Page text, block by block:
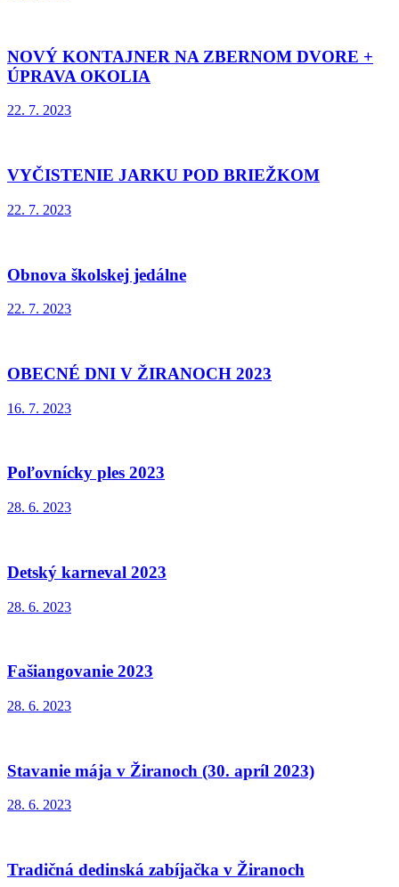
NOVÝ KONTAJNER NA ZBERNOM DVORE +
ÚPRAVA OKOLIA
22. 7. 2023
VYČISTENIE JARKU POD BRIEŽKOM
22. 7. 2023
Obnova školskej jedálne
22. 7. 2023
OBECNÉ DNI V ŽIRANOCH 2023
16. 7. 2023
Poľovnícky ples 2023
28. 6. 2023
Detský karneval 2023
28. 6. 2023
Fašiangovanie 2023
28. 6. 2023
Stavanie mája v Žiranoch (30. apríl 2023)
28. 6. 2023
Tradičná dedinská zabíjačka v Žiranoch